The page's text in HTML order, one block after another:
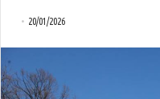
20/01/2026